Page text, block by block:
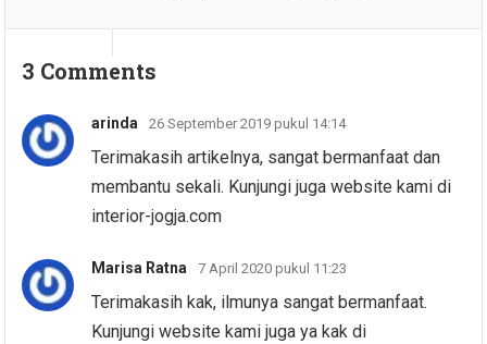
3 Comments
arinda 26 September 2019 pukul 14:14
Terimakasih artikelnya, sangat bermanfaat dan
membantu sekali. Kunjungi juga website kami di
interior-jogja.com
Marisa Ratna 7 April 2020 pukul 11:23
Terimakasih kak, ilmunya sangat bermanfaat.
Kunjungi website kami juga ya kak di